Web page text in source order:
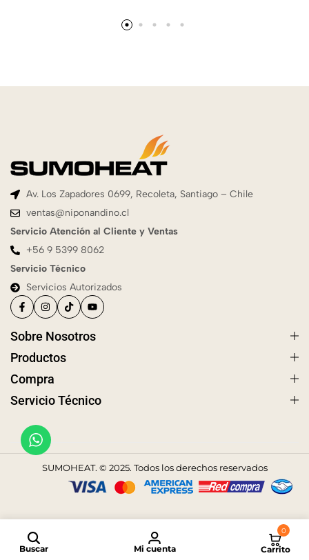
Av. Los Zapadores 0699, Recoleta, Santiago – Chile
ventas@niponandino.cl
Servicio Atención al Cliente y Ventas
+56 9 5399 8062
Servicio Técnico
Servicios Autorizados
Sobre Nosotros
Productos
Compra
Servicio Técnico
SUMOHEAT. © 2025. Todos los derechos reservados
Buscar Mi cuenta
0
Carrito
Comparar productos